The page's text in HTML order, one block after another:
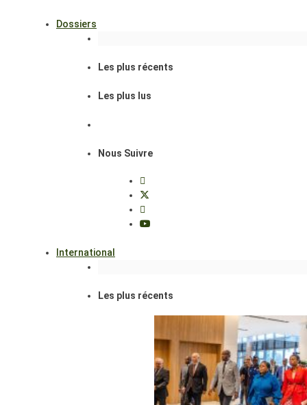
Dossiers
Les plus récents
Les plus lus
Nous Suivre
International
Les plus récents